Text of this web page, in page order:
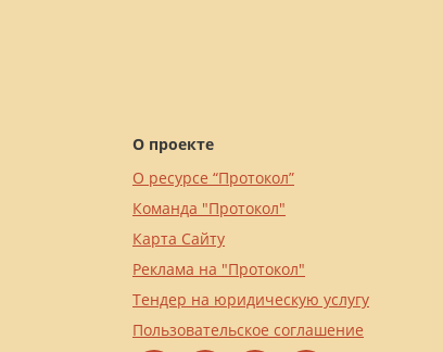
О проекте
О ресурсе “Протокол”
Команда "Протокол"
Карта Сайту
Реклама на "Протокол"
Тендер на юридическую услугу
Пользовательское соглашение